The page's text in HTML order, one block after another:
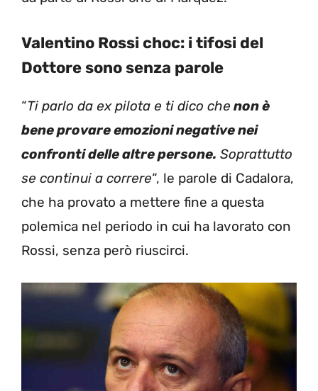
Valentino Rossi choc: i tifosi del
Dottore sono senza parole
“Ti parlo da ex pilota e ti dico che non è
bene provare emozioni negative nei
confronti delle altre persone. Soprattutto
se continui a correre“, le parole di Cadalora,
che ha provato a mettere fine a questa
polemica nel periodo in cui ha lavorato con
Rossi, senza però riuscirci.